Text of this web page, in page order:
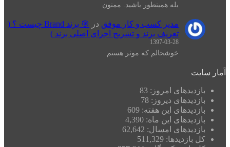
بله همینطور باشید. ممنون
مدیر کسب و کار موفق در
🎯 برند Brand چیست ؟ (
تعریف برند و تشریح اجزای اصلی برند )
1397-03-28
خوشحالم که موثر هستم
آمار سایت
بازدیدهای امروز: 83
بازدیدهای دیروز: 78
بازدیدهای این هفته: 609
بازدیدهای این ماه: 4,390
بازدیدهای امسال: 62,642
کل بازدیدها: 511,329